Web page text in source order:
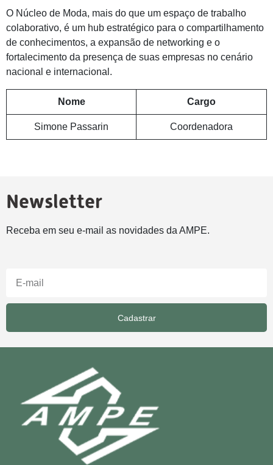
O Núcleo de Moda, mais do que um espaço de trabalho
colaborativo, é um hub estratégico para o compartilhamento
de conhecimentos, a expansão de networking e o
fortalecimento da presença de suas empresas no cenário
nacional e internacional.
Nome Cargo
Simone Passarin Coordenadora
Newsletter
Receba em seu e-mail as novidades da AMPE.
Cadastrar